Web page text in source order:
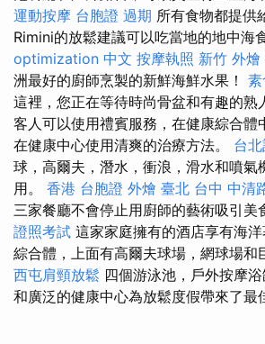
運動按摩 台胞證 過期 所有食物都提供
Rimini的放鬆建議可以吃當地的地中海
optimization 中文 按摩執照 新竹 外燴
洲最好的廚師烹製的新鮮海鮮水果！
這裡，您正在等待時尚骨盆和有趣的熟
客人可以使用禮賓服務，在健康綜合體
在健康中心使用清爽的治療方法。 台
球，高爾夫，潛水，衝浪，滑水和噴氣
用。 香港 台胞證 外燴 臺北 台中 中清
三家餐廳不會停止用廚師的藝術吸引美
證照考試 這家家庭擁有的酒店享有海
綜合體，上面有高爾夫球場，網球場和
西屯肩頸放鬆 四個游泳池，戶外按摩
和廣泛的健康中心為放鬆度假帶來了最